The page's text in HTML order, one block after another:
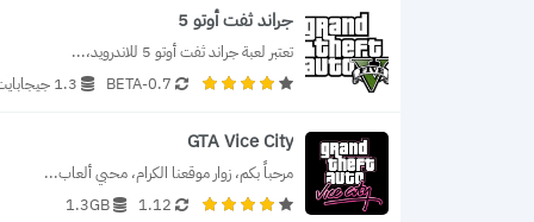
جراند ثفت أوتو 5
تعتبر لعبة جراند ثفت أوتو 5 للاندرويد،...
0.7-BETA
1.3 جيجابايت
GTA Vice City
مرحباً بكم، زوار موقعنا الكرام، محبي ألعاب...
1.12
1.3GB